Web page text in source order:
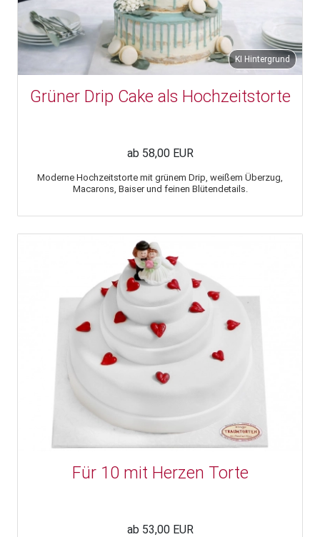
KI Hintergrund
Grüner Drip Cake als Hochzeitstorte
ab 58,00 EUR
Moderne Hochzeitstorte mit grünem Drip, weißem Überzug,
Macarons, Baiser und feinen Blütendetails.
Für 10 mit Herzen Torte
ab 53,00 EUR